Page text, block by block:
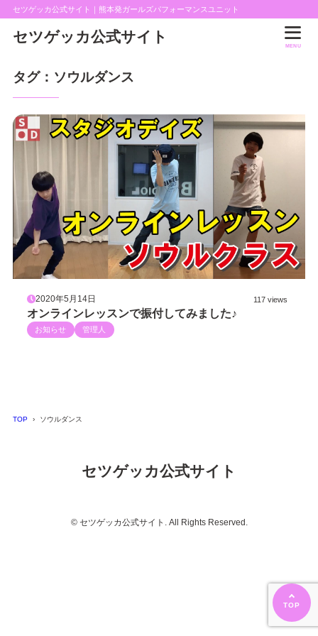
セツゲッカ公式サイト｜熊本発ガールズパフォーマンスユニット
セツゲッカ公式サイト
MENU
タグ：ソウルダンス
2020年5月14日 117 views
オンラインレッスンで振付してみました♪
お知らせ 管理人
TOP ソウルダンス
セツゲッカ公式サイト
© セツゲッカ公式サイト. All Rights Reserved.